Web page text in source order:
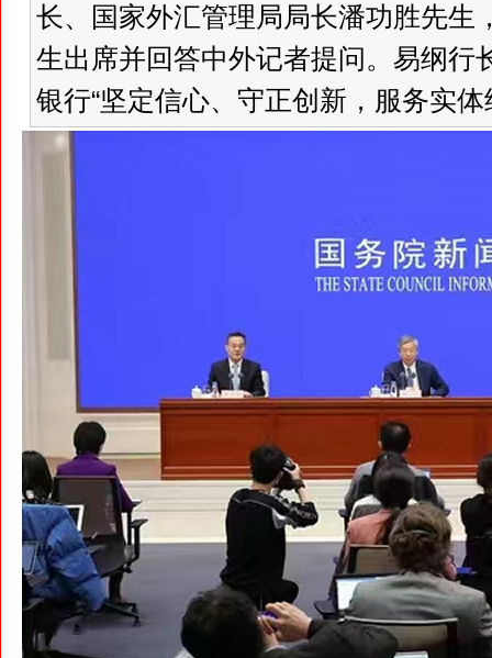
长、国家外汇管理局局长潘功胜先生
生出席并回答中外记者提问。易纲行
银行“坚定信心、守正创新，服务实